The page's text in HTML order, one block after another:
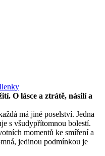
O lásce a ztrátě, násilí a
má jiné poselství. Jedna
s všudypřítomnou bolestí.
momentů ke smíření a
jedinou podmínkou je